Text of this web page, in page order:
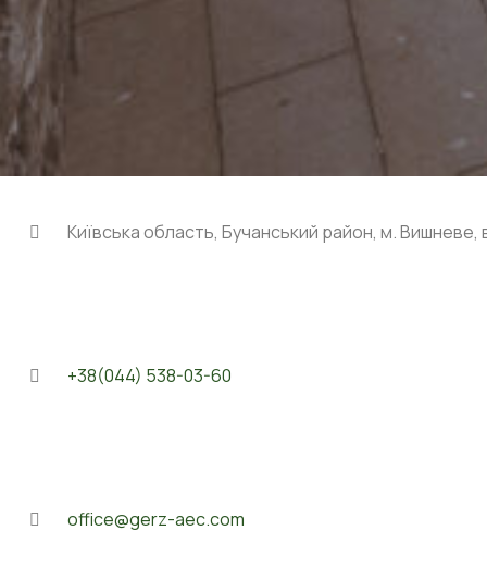
Київська область, Бучанський район, м. Вишневе,
+38(044) 538-03-60
office@gerz-aec.com